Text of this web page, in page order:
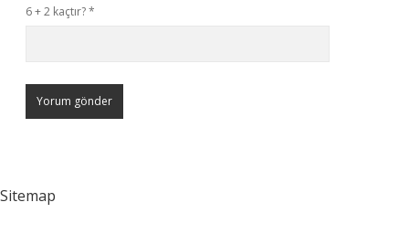
6 + 2 kaçtır?*
Sitemap